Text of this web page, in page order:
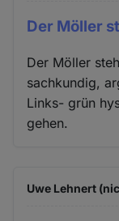
Der Möller
Der Möller
sachkundig,
Links- grün
gehen.
Uwe Lehnert